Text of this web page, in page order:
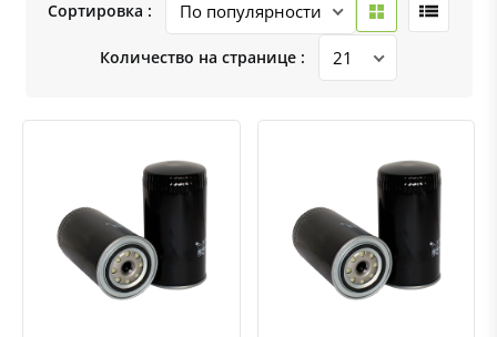
Сортировка :
Количество на странице :
Быстрый просмотрДобавить к сравнению
Добавить в избранное Быстрый просмотрДобавить к сравнению
Добавить в избранное